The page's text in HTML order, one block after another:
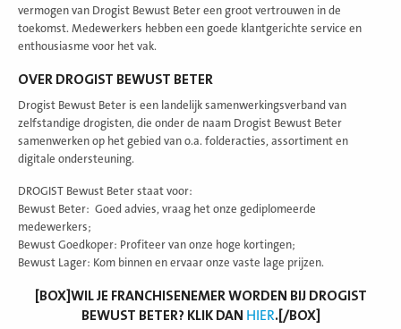
vermogen van Drogist Bewust Beter een groot vertrouwen in de
toekomst. Medewerkers hebben een goede klantgerichte service en
enthousiasme voor het vak.
OVER DROGIST BEWUST BETER
Drogist Bewust Beter is een landelijk samenwerkingsverband van
zelfstandige drogisten, die onder de naam Drogist Bewust Beter
samenwerken op het gebied van o.a. folderacties, assortiment en
digitale ondersteuning.
DROGIST Bewust Beter staat voor:
Bewust Beter: Goed advies, vraag het onze gediplomeerde
medewerkers;
Bewust Goedkoper: Profiteer van onze hoge kortingen;
Bewust Lager: Kom binnen en ervaar onze vaste lage prijzen.
[BOX]WIL JE FRANCHISENEMER WORDEN BIJ DROGIST
BEWUST BETER? KLIK DAN HIER.[/BOX]